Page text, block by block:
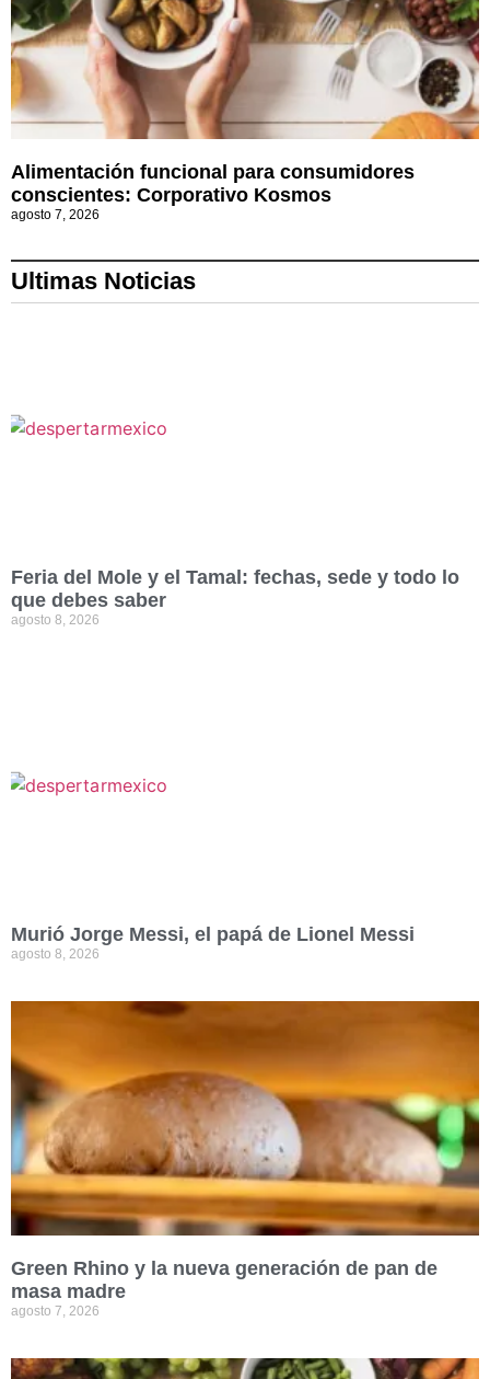
Alimentación funcional para consumidores
conscientes: Corporativo Kosmos
agosto 7, 2026
Ultimas Noticias
Feria del Mole y el Tamal: fechas, sede y todo lo
que debes saber
agosto 8, 2026
Murió Jorge Messi, el papá de Lionel Messi
agosto 8, 2026
Green Rhino y la nueva generación de pan de
masa madre
agosto 7, 2026